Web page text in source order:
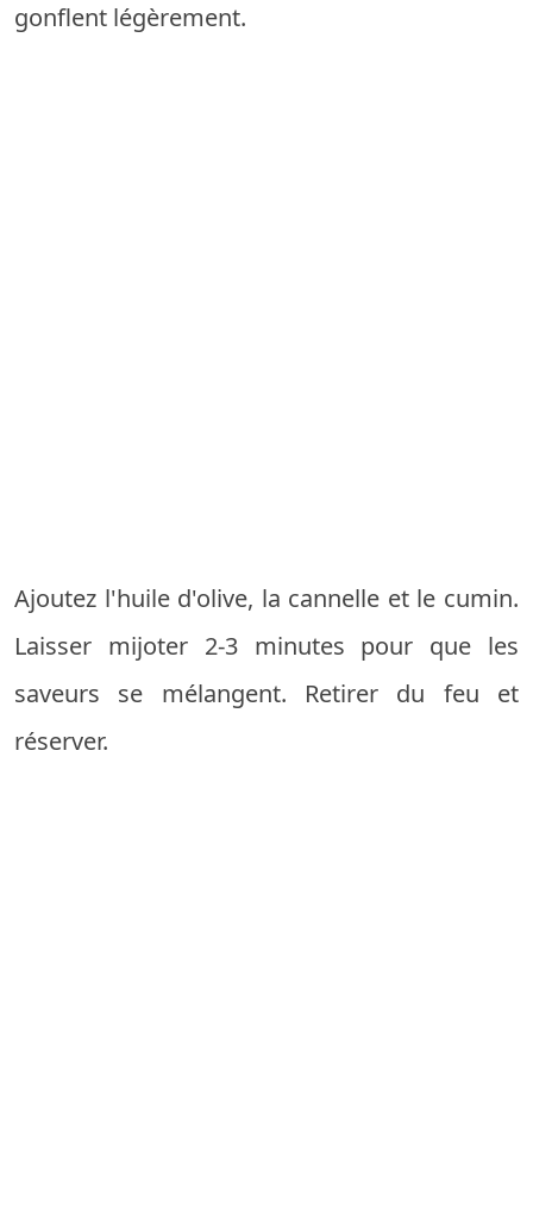
gonflent légèrement.
Ajoutez l'huile d'olive, la cannelle et le cumin.
Laisser mijoter 2-3 minutes pour que les
saveurs se mélangent. Retirer du feu et
réserver.